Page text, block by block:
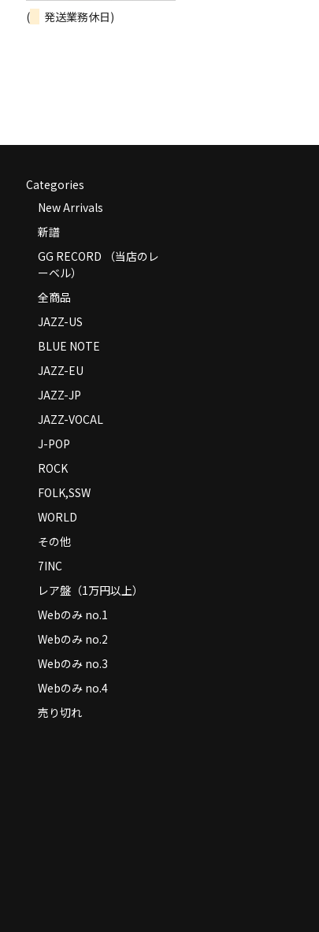
(
発送業務休日)
Categories
New Arrivals
新譜
GG RECORD （当店のレ
ーベル）
全商品
JAZZ-US
BLUE NOTE
JAZZ-EU
JAZZ-JP
JAZZ-VOCAL
J-POP
ROCK
FOLK,SSW
WORLD
その他
7INC
レア盤（1万円以上）
Webのみ no.1
Webのみ no.2
Webのみ no.3
Webのみ no.4
売り切れ